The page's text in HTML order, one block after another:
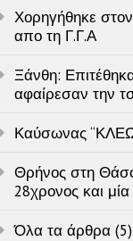
Χορηγήθηκε
απο τη Γ.Γ.Α
Ξάνθη:
αφαίρεσαν την
Καύσωνας
Θρήνος στη
28χρονος και
Όλα τα άρθρα (5)